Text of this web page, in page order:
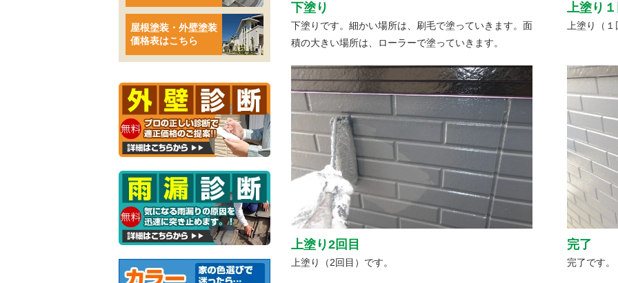
下塗り
下塗りです。細かい場所は、刷毛で塗っていきます。面
積の大きい場所は、ローラーで塗っていきます。
上塗り
上塗り（
上塗り2回目
上塗り（2回目）です。
完了
完了です。
屋根塗装・外壁塗装
価格表はこちら